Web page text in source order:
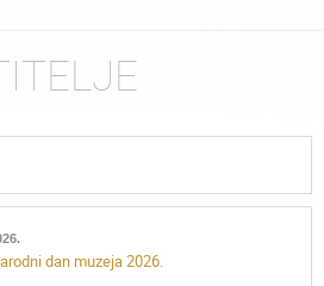
dan muzeja 2026.